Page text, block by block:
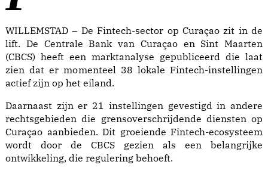
WILLEMSTAD – De Fintech-sector op Curaçao zit in de
lift. De Centrale Bank van Curaçao en Sint Maarten
(CBCS) heeft een marktanalyse gepubliceerd die laat
zien dat er momenteel 38 lokale Fintech-instellingen
actief zijn op het eiland.
Daarnaast zijn er 21 instellingen gevestigd in andere
rechtsgebieden die grensoverschrijdende diensten op
Curaçao aanbieden. Dit groeiende Fintech-ecosysteem
wordt door de CBCS gezien als een belangrijke
ontwikkeling, die regulering behoeft.